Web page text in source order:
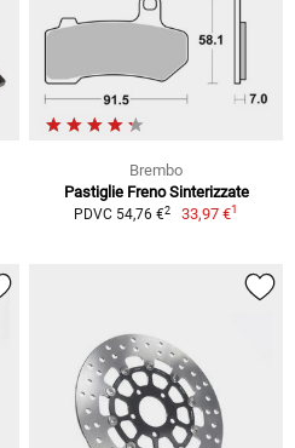
Brembo
Pastiglie Freno Sinterizzate
PDVC 54,76 €2 33,97 €1